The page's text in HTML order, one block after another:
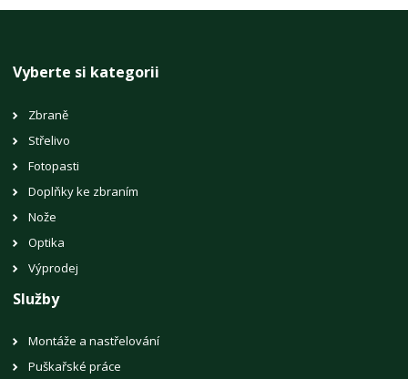
Vyberte si kategorii
Zbraně
Střelivo
Fotopasti
Doplňky ke zbraním
Nože
Optika
Výprodej
Služby
Montáže a nastřelování
Puškařské práce